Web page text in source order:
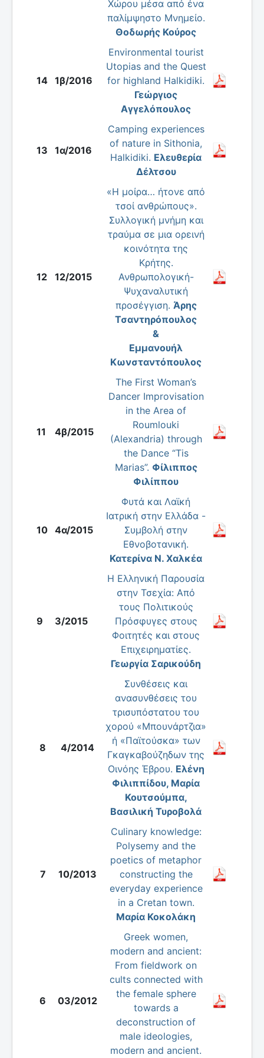
Χώρου μέσα από ένα
παλίμψηστο Μνημείο.
Θοδωρής Κούρος
14 1β/2016
Environmental tourist
Utopias and the Quest
for highland Halkidiki.
Γεώργιος
Αγγελόπουλος
13 1α/2016
Camping experiences
of nature in Sithonia,
Halkidiki. Ελευθερία
Δέλτσου
12 12/2015
«Η μοίρα… ήτονε από
τσοί ανθρώπους».
Συλλογική μνήμη και
τραύμα σε μια ορεινή
κοινότητα της
Κρήτης.
Ανθρωπολογική-
Ψυχαναλυτική
προσέγγιση. Άρης
Τσαντηρόπουλος
&
Εμμανουήλ
Κωνσταντόπουλος
11 4β/2015
The First Woman’s
Dancer Improvisation
in the Area of
Roumlouki
(Alexandria) through
the Dance “Tis
Marias”. Φίλιππος
Φιλίππου
10 4α/2015
Φυτά και Λαϊκή
Ιατρική στην Ελλάδα -
Συμβολή στην
Εθνοβοτανική.
Κατερίνα Ν. Χαλκέα
9 3/2015
Η Ελληνική Παρουσία
στην Τσεχία: Από
τους Πολιτικούς
Πρόσφυγες στους
Φοιτητές και στους
Επιχειρηματίες.
Γεωργία Σαρικούδη
8 4/2014
Συνθέσεις και
ανασυνθέσεις του
τρισυπόστατου του
χορού «Μπουνάρτζια»
ή «Παϊτούσκα» των
Γκαγκαβούζηδων της
Οινόης Έβρου. Ελένη
Φιλιππίδου, Μαρία
Κουτσούμπα,
Βασιλική Τυροβολά
7 10/2013
Culinary knowledge:
Polysemy and the
poetics of metaphor
constructing the
everyday experience
in a Cretan town.
Μαρία Κοκολάκη
6 03/2012
Greek women,
modern and ancient:
From fieldwork on
cults connected with
the female sphere
towards a
deconstruction of
male ideologies,
modern and ancient.